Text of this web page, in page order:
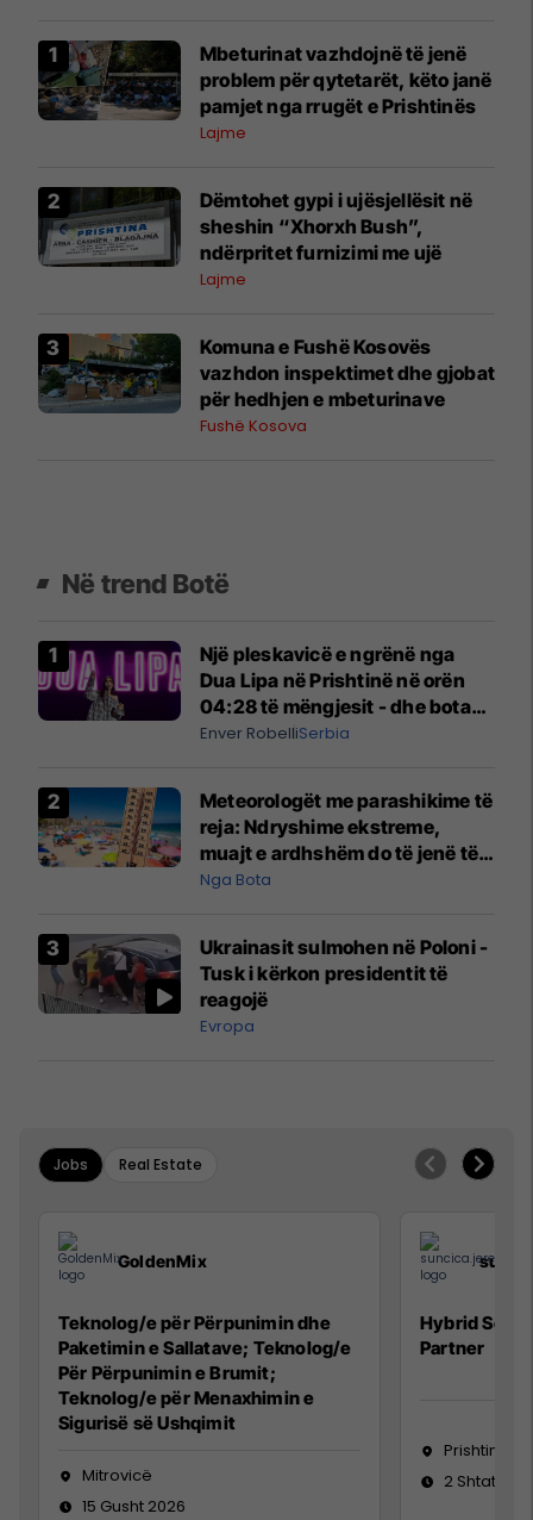
Mbeturinat vazhdojnë të jenë
problem për qytetarët, këto janë
pamjet nga rrugët e Prishtinës
Lajme
Dëmtohet gypi i ujësjellësit në
sheshin “Xhorxh Bush”,
ndërpritet furnizimi me ujë
Lajme
Komuna e Fushë Kosovës
vazhdon inspektimet dhe gjobat
për hedhjen e mbeturinave
Fushë Kosova
Në trend Botë
Një pleskavicë e ngrënë nga
Dua Lipa në Prishtinë në orën
04:28 të mëngjesit - dhe bota
digjitale serbe shpall gjendjen e
Enver RobelliSerbia
Meteorologët me parashikime të
reja: Ndryshime ekstreme,
muajt e ardhshëm do të jenë të
pazakontë
Nga Bota
Ukrainasit sulmohen në Poloni -
Tusk i kërkon presidentit të
reagojë
Evropa
Jobs Real Estate
GoldenMix
Teknolog/e për Përpunimin dhe
Paketimin e Sallatave; Teknolog/e
Për Përpunimin e Brumit;
Teknolog/e për Menaxhimin e
Sigurisë së Ushqimit
Mitrovicë
15 Gusht 2026
Hybrid
Partner
Prishtinë
2 Shtator